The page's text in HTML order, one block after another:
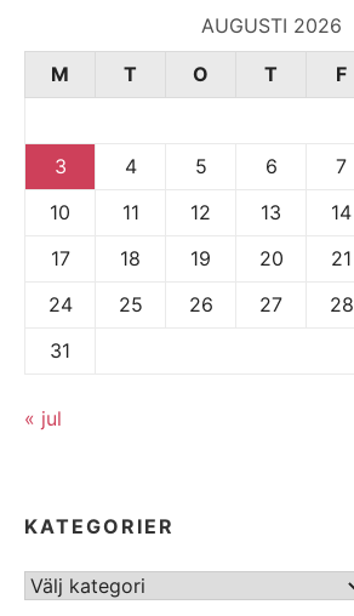
AUGUSTI 2026
M
T O T F
3
4 5 6 7
10
11 12 13 14
17
18 19 20 21
24
25 26 27 28
31
« jul
KATEGORIER
Kategorier